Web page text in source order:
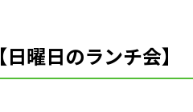
【日曜日のランチ会】